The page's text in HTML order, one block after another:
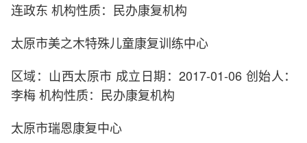
连政东 机构性质：民办康复机构
太原市美之木特殊儿童康复训练中心
区域：山西太原市 成立日期：2017-01-06 创始人：
李梅 机构性质：民办康复机构
太原市瑞恩康复中心